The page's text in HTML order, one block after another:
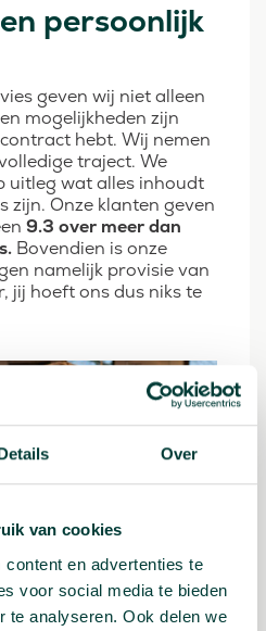
Over
van cookies
en advertenties te
voor social media te bieden
te analyseren. Ook delen we
persoonlijk
geven wij niet alleen
mogelijkheden zijn
hebt. Wij nemen
traject. We
uitleg wat alles inhoudt
zijn. Onze klanten geven
9.3 over meer dan
Bovendien is onze
namelijk provisie van
jij hoeft ons dus niks te
lenen 70-